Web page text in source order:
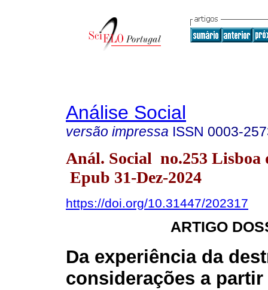
Análise Social
versão impressa ISSN 0003-
Anál. Social no.253 Lisboa
Epub 31-Dez-2024
https://doi.org/10.31447/202317
ARTIGO
Da experiência da
considerações a partir